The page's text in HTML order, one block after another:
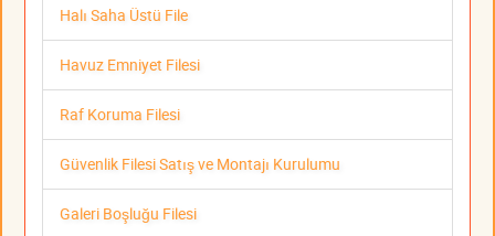
Halı Saha Üstü File
Havuz Emniyet Filesi
Raf Koruma Filesi
Güvenlik Filesi Satış ve Montajı Kurulumu
Galeri Boşluğu Filesi